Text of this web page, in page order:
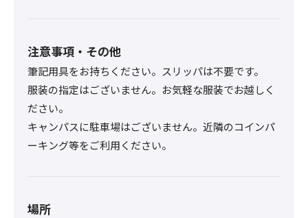
注意事項・その他
筆記用具をお持ちください。スリッパは不要です。
服装の指定はございません。お気軽な服装でお越しく
ださい。
キャンパスに駐車場はございません。近隣のコインパ
ーキング等をご利用ください。
場所